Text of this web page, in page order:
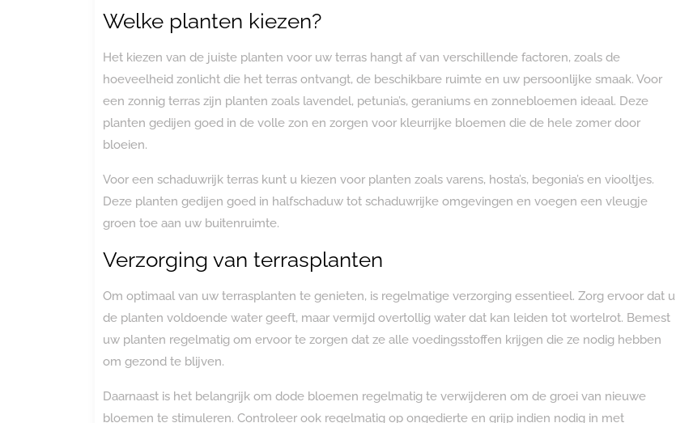
Welke planten kiezen?
Het kiezen van de juiste planten voor uw terras hangt af van verschillende factoren, zoals de
hoeveelheid zonlicht die het terras ontvangt, de beschikbare ruimte en uw persoonlijke smaak. Voor
een zonnig terras zijn planten zoals lavendel, petunia’s, geraniums en zonnebloemen ideaal. Deze
planten gedijen goed in de volle zon en zorgen voor kleurrijke bloemen die de hele zomer door
bloeien.
Voor een schaduwrijk terras kunt u kiezen voor planten zoals varens, hosta’s, begonia’s en viooltjes.
Deze planten gedijen goed in halfschaduw tot schaduwrijke omgevingen en voegen een vleugje
groen toe aan uw buitenruimte.
Verzorging van terrasplanten
Om optimaal van uw terrasplanten te genieten, is regelmatige verzorging essentieel. Zorg ervoor dat u
de planten voldoende water geeft, maar vermijd overtollig water dat kan leiden tot wortelrot. Bemest
uw planten regelmatig om ervoor te zorgen dat ze alle voedingsstoffen krijgen die ze nodig hebben
om gezond te blijven.
Daarnaast is het belangrijk om dode bloemen regelmatig te verwijderen om de groei van nieuwe
bloemen te stimuleren. Controleer ook regelmatig op ongedierte en grijp indien nodig in met